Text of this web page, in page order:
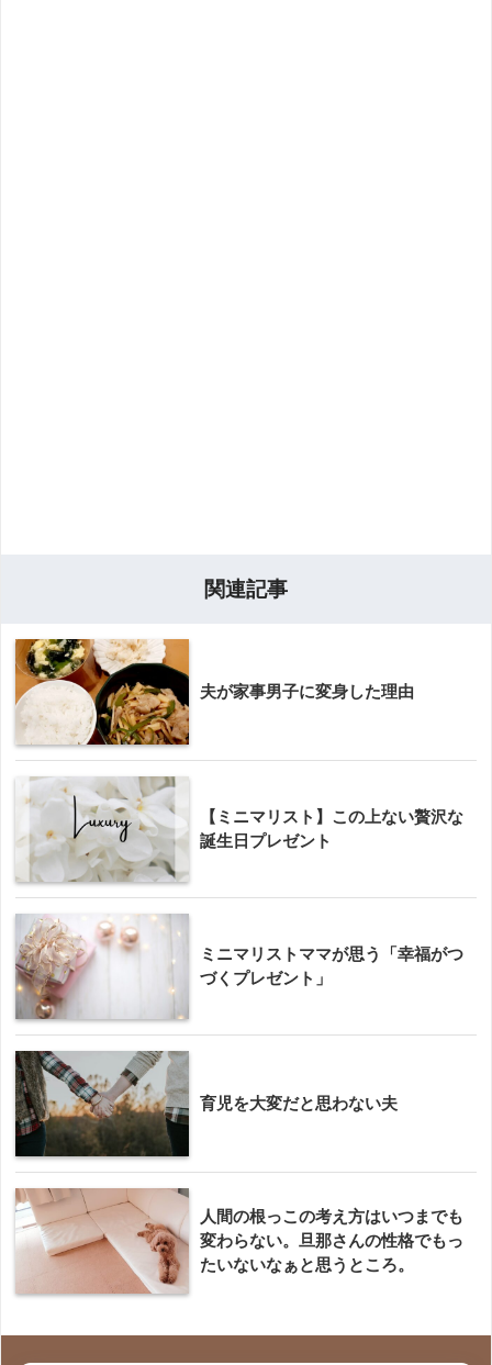
関連記事
夫が家事男子に変身した理由
【ミニマリスト】この上ない贅沢な
誕生日プレゼント
ミニマリストママが思う「幸福がつ
づくプレゼント」
育児を大変だと思わない夫
人間の根っこの考え方はいつまでも
変わらない。旦那さんの性格でもっ
たいないなぁと思うところ。